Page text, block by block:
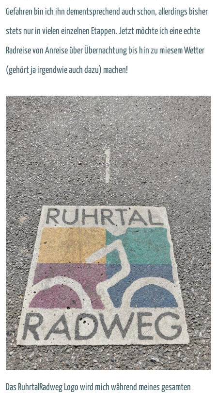
Gefahren bin ich ihn dementsprechend auch schon, allerdings bisher
stets nur in vielen einzelnen Etappen. Jetzt möchte ich eine echte
Radreise von Anreise über Übernachtung bis hin zu miesem Wetter
(gehört ja irgendwie auch dazu) machen!
Das RuhrtalRadweg Logo wird mich während meines gesamten